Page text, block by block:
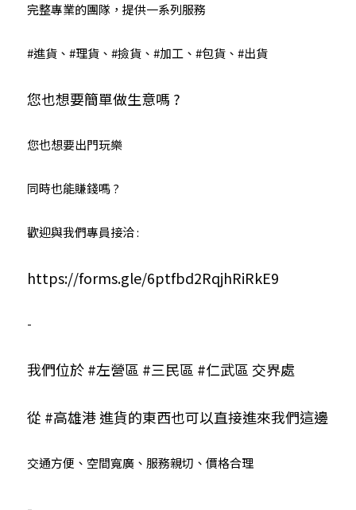
完整專業的團隊，提供一系列服務
#進貨 、 #理貨 、 #撿貨 、 #加工 、 #包貨 、 #出貨
您也想要簡單做生意嗎 ?
您也想要出門玩樂
同時也能賺錢嗎 ?
歡迎與我們專員接洽 :
https://forms.gle/6ptfbd2RqjhRiRkE9
-
我們位於 #左營區 #三民區 #仁武區 交界處
從 #高雄港 進貨的東西也可以直接進來我們這邊
交通方便、空間寬廣、服務親切、價格合理